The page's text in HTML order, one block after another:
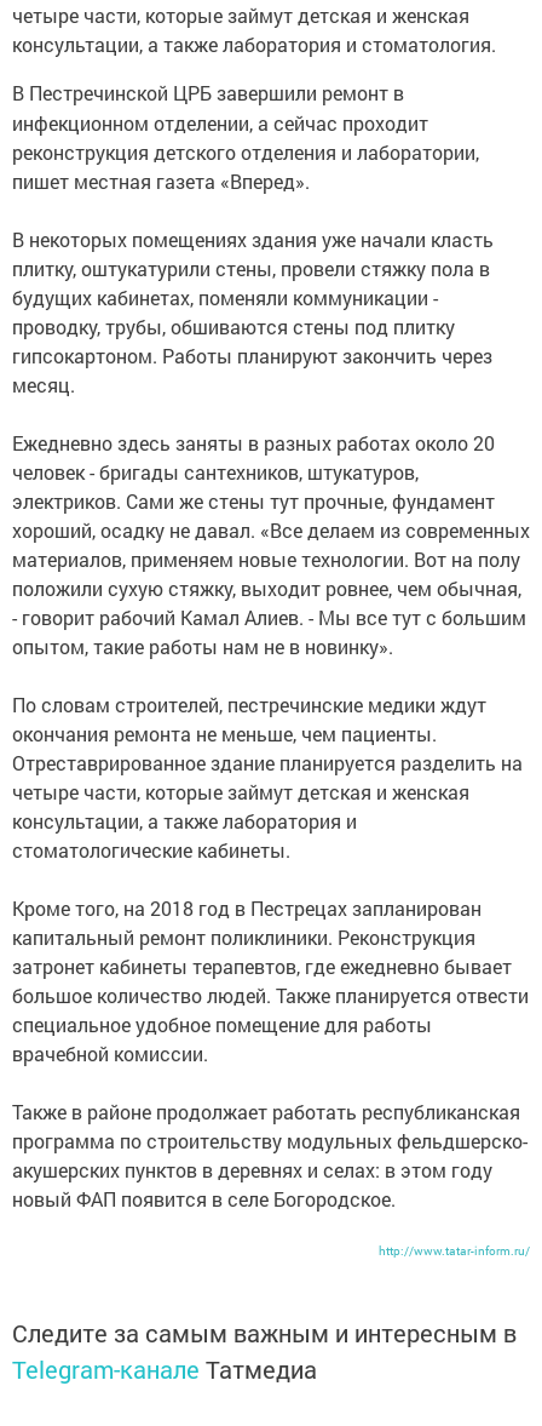
четыре части, которые займут детская и женская
консультации, а также лаборатория и стоматология.
В Пестречинской ЦРБ завершили ремонт в
инфекционном отделении, а сейчас проходит
реконструкция детского отделения и лаборатории,
пишет местная газета «Вперед».
В некоторых помещениях здания уже начали класть
плитку, оштукатурили стены, провели стяжку пола в
будущих кабинетах, поменяли коммуникации -
проводку, трубы, обшиваются стены под плитку
гипсокартоном. Работы планируют закончить через
месяц.
Ежедневно здесь заняты в разных работах около 20
человек - бригады сантехников, штукатуров,
электриков. Сами же стены тут прочные, фундамент
хороший, осадку не давал. «Все делаем из современных
материалов, применяем новые технологии. Вот на полу
положили сухую стяжку, выходит ровнее, чем обычная,
- говорит рабочий Камал Алиев. - Мы все тут с большим
опытом, такие работы нам не в новинку».
По словам строителей, пестречинские медики ждут
окончания ремонта не меньше, чем пациенты.
Отреставрированное здание планируется разделить на
четыре части, которые займут детская и женская
консультации, а также лаборатория и
стоматологические кабинеты.
Кроме того, на 2018 год в Пестрецах запланирован
капитальный ремонт поликлиники. Реконструкция
затронет кабинеты терапевтов, где ежедневно бывает
большое количество людей. Также планируется отвести
специальное удобное помещение для работы
врачебной комиссии.
Также в районе продолжает работать республиканская
программа по строительству модульных фельдшерско-
акушерских пунктов в деревнях и селах: в этом году
новый ФАП появится в селе Богородское.
http://www.tatar-inform.ru/
Следите за самым важным и интересным в
Telegram-канале Татмедиа